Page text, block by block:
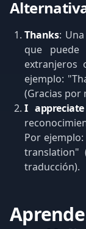
Thanks:
que puede
extranjeros
ejemplo:
(Gracias por
I
Por
translation"
traducción).